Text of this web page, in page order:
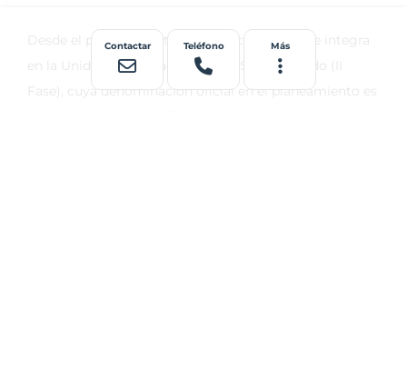
Contactar Teléfono Más